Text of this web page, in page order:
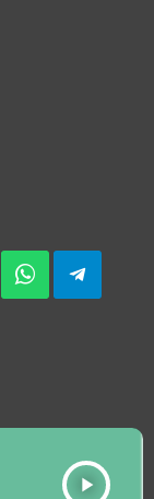
play_arrow